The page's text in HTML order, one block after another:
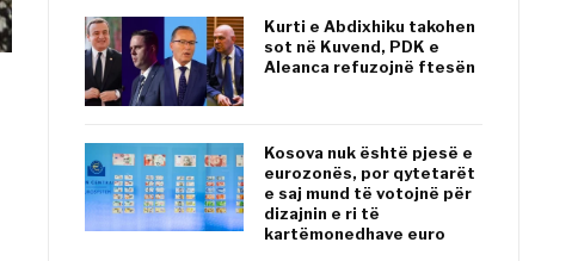
Kurti e Abdixhiku takohen
sot në Kuvend, PDK e
Aleanca refuzojnë ftesën
Kosova nuk është pjesë e
eurozonës, por qytetarët
e saj mund të votojnë për
dizajnin e ri të
kartëmonedhave euro